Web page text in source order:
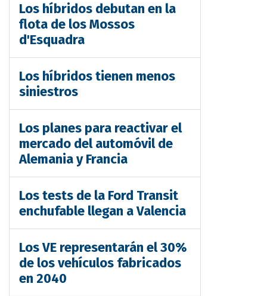
Los híbridos debutan en la
flota de los Mossos
d'Esquadra
Los híbridos tienen menos
siniestros
Los planes para reactivar el
mercado del automóvil de
Alemania y Francia
Los tests de la Ford Transit
enchufable llegan a Valencia
Los VE representarán el 30%
de los vehículos fabricados
en 2040